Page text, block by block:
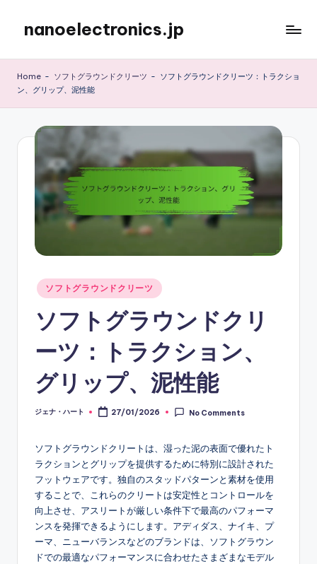
content
nanoelectronics.jp
Home - ソフトグラウンドクリーツ - ソフトグラウンドクリーツ：トラクショ
ン、グリップ、泥性能
Posted
in
ソフトグラウンドクリーツ
ソフトグラウンドクリ
ーツ：トラクション、
グリップ、泥性能
Posted
ジェナ・ハート 27/01/2026 No Comments
ソフトグラウンドクリートは、湿った泥の表面で優れたト
ラクションとグリップを提供するために特別に設計された
フットウェアです。独自のスタッドパターンと素材を使用
することで、これらのクリートは安定性とコントロールを
向上させ、アスリートが厳しい条件下で最高のパフォーマ
ンスを発揮できるようにします。アディダス、ナイキ、プ
ーマ、ニューバランスなどのブランドは、ソフトグラウン
ドでの最適なパフォーマンスに合わせたさまざまなモデル